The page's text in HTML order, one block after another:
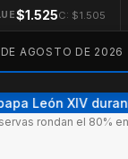
$1.525C: $1.505
AGOSTO DE 2026
León XIV
rondan el 80%